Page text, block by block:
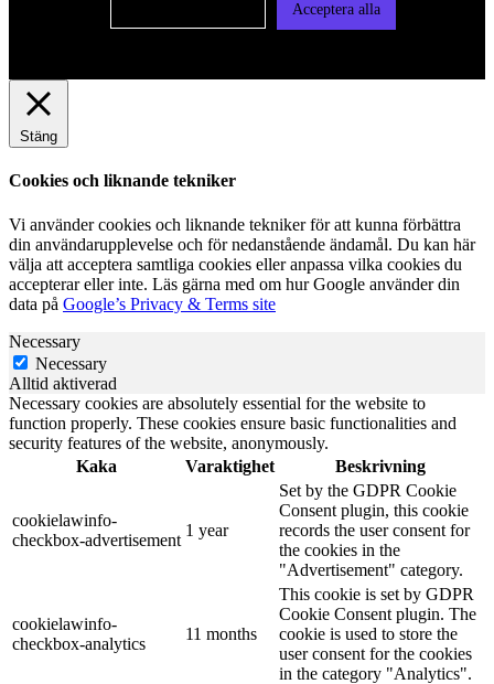
Acceptera alla
Stäng
Cookies och liknande tekniker
Vi använder cookies och liknande tekniker för att kunna förbättra
din användarupplevelse och för nedanstående ändamål. Du kan här
välja att acceptera samtliga cookies eller anpassa vilka cookies du
accepterar eller inte. Läs gärna med om hur Google använder din
data på Google’s Privacy & Terms site
Necessary
Necessary
Alltid aktiverad
Necessary cookies are absolutely essential for the website to
function properly. These cookies ensure basic functionalities and
security features of the website, anonymously.
Kaka
Varaktighet Beskrivning
cookielawinfo-
checkbox-advertisement
1 year
Set by the GDPR Cookie
Consent plugin, this cookie
records the user consent for
the cookies in the
"Advertisement" category.
cookielawinfo-
checkbox-analytics
11 months
This cookie is set by GDPR
Cookie Consent plugin. The
cookie is used to store the
user consent for the cookies
in the category "Analytics".